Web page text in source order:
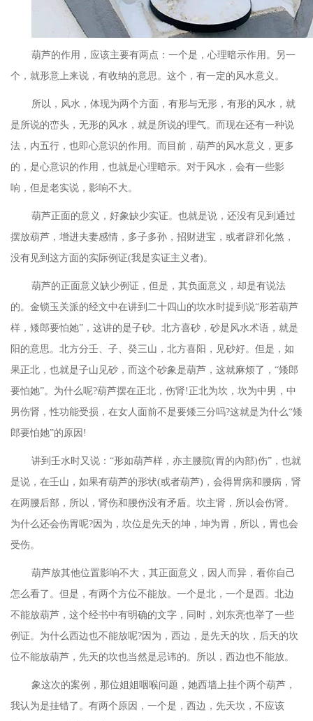
葫芦的作用，应该主要有两点：一个是，心理暗示作用。另一
个，就形意上来说，有收纳的意思。这个，有一定的风水意义。
所以，风水，体现为两个方面，有形与无形，有形的风水，就
是所说的峦头，无形的风水，就是所说的理气。而现在还有一种说
法，内五行，也即心意识的作用。而目前，葫芦的风水意义，更多
的，是心意识的作用，也就是心理暗示。对于风水，会有一些影
响，但是老实说，影响不大。
葫芦正面的意义，好象缺少实证。也就是说，还没有见到通过
摆放葫芦，增进夫妻感情，多子多孙，招财进宝，或者辟邪化煞，
没有见到这方面的实际例证(我是实证主义者)。
葫芦的正面意义缺少例证，但是，其负面意义，却是有说法
的。金锁玉关派的经文中在讲到二十四山的坎水时提到说“形若葫芦
样，矮郎要怕她”，这讲的是子砂。北方喜砂，砂是风水术语，就是
阳的意思。北方分壬、子、癸三山，北方喜阳，见砂好。但是，如
果正北，也就是子山见砂，而这个砂象是葫芦，这就麻烦了，“矮郎
要怕她”。为什么呢?葫芦摆在正北，伤肾!正北为坎，坎为中男，中
男伤肾，性功能受损，在女人面前不是要矮三分吗?这就是为什么“矮
郎要怕她”的原因!
讲到壬水时又说： “形如葫芦样，亦主腰脘(胃的內部)伤”，也就
是说，在壬山，如果有葫芦的形状(或者葫芦)，会得胃病和腰病，肾
在两腰后部，所以，肾伤和腰伤没有矛盾。坎主肾，所以会伤肾。
为什么还会伤胃呢?因为，坎位是先天的坤，坤为胃，所以，胃也会
受伤。
葫芦放其他位置影响不大，其正面意义，因人而异，看你自己
怎么看了。但是，有两个方位不能放。一个是北，一个是西。北边
不能放葫芦，这个经书中有明确的文字，同时，刘东亮也举了一些
例证。为什么西边也不能放呢?因为，西边，是先天的坎，后天的坎
位不能放葫芦，先天的坎也当然是忌讳的。所以，西边也不能放。
象这次的案例，那位姐姐咽喉问题，她西墙上挂个两个葫芦，
我认为是挂错了。有两个原因，一个是，西边，先天坎，不应该